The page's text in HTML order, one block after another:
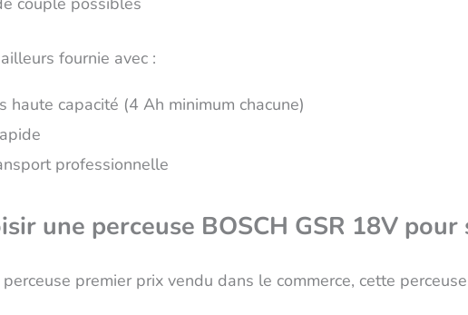
fournie avec :
haute capacité (4 Ah minimum chacune)
professionnelle
une perceuse BOSCH GSR 18V pour
premier prix vendu dans le commerce, cette